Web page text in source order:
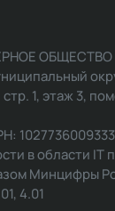
1, этаж 3,
в области IT
Минцифры
4.01